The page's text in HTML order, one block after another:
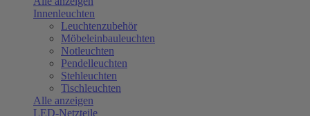
Innenleuchten
Leuchtenzubehör
Möbeleinbauleuchten
Notleuchten
Pendelleuchten
Stehleuchten
Tischleuchten
Alle anzeigen
LED-Netzteile